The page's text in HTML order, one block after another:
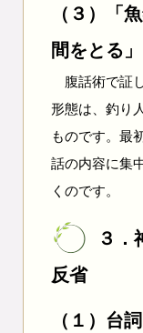
（３）「
間をとる」
腹話術で証
形態は、釣り
ものです。最
話の内容に集
くのです。
３．
反省
（１）台